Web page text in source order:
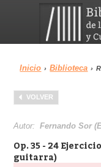
Menu
Biblioteca
Inicio › Biblioteca ›
VOLVER
Autor:Fernando Sor
Op. 35 - 24
guitarra)